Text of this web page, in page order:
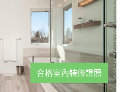
合格室內裝修證照